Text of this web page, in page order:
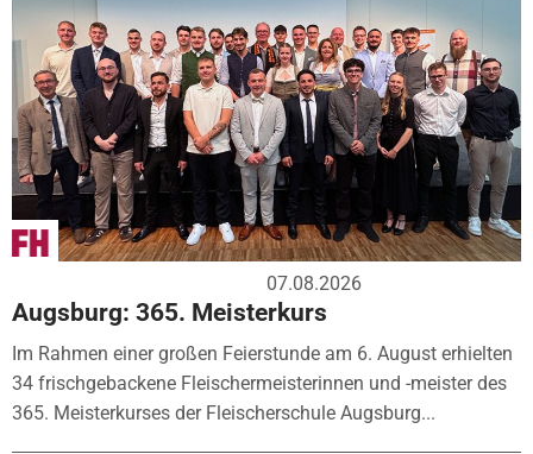
07.08.2026
Augsburg: 365. Meisterkurs
Im Rahmen einer großen Feierstunde am 6. August erhielten
34 frischgebackene Fleischermeisterinnen und -meister des
365. Meisterkurses der Fleischerschule Augsburg...